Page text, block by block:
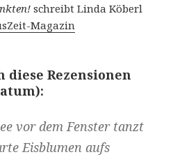
schreibt Linda Köberl
Magazin
diese Rezensionen
vor dem Fenster tanzt
Eisblumen aufs